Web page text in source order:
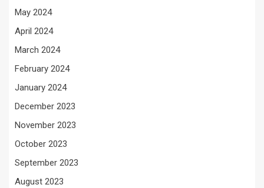
May 2024
April 2024
March 2024
February 2024
January 2024
December 2023
November 2023
October 2023
September 2023
August 2023